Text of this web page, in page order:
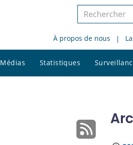
Rechercher
le
site
À propos de nous
Médias Statistiques